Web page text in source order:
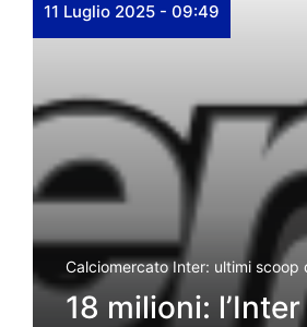
11 Luglio 2025 - 09:49
Calciomercato Inter: ultimi scoop
18 milioni: